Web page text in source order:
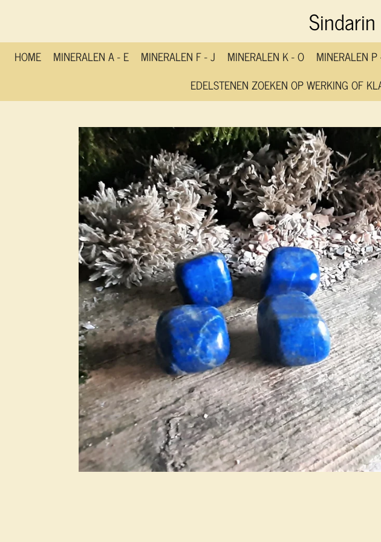
de
hoofdinhoud
HOME MINERALEN A - E MINERALEN F - J MINERALEN K - O MINERALEN
EDELSTENEN ZOEKEN OP WERKING OF